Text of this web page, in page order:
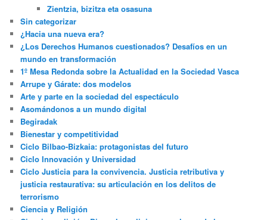
Zientzia, bizitza eta osasuna
Sin categorizar
¿Hacia una nueva era?
¿Los Derechos Humanos cuestionados? Desafíos en un
mundo en transformación
1º Mesa Redonda sobre la Actualidad en la Sociedad Vasca
Arrupe y Gárate: dos modelos
Arte y parte en la sociedad del espectáculo
Asomándonos a un mundo digital
Begiradak
Bienestar y competitividad
Ciclo Bilbao-Bizkaia: protagonistas del futuro
Ciclo Innovación y Universidad
Ciclo Justicia para la convivencia. Justicia retributiva y
justicia restaurativa: su articulación en los delitos de
terrorismo
Ciencia y Religión